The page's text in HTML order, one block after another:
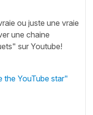
ou juste une vraie
une chaine
sur Youtube!
the YouTube star"